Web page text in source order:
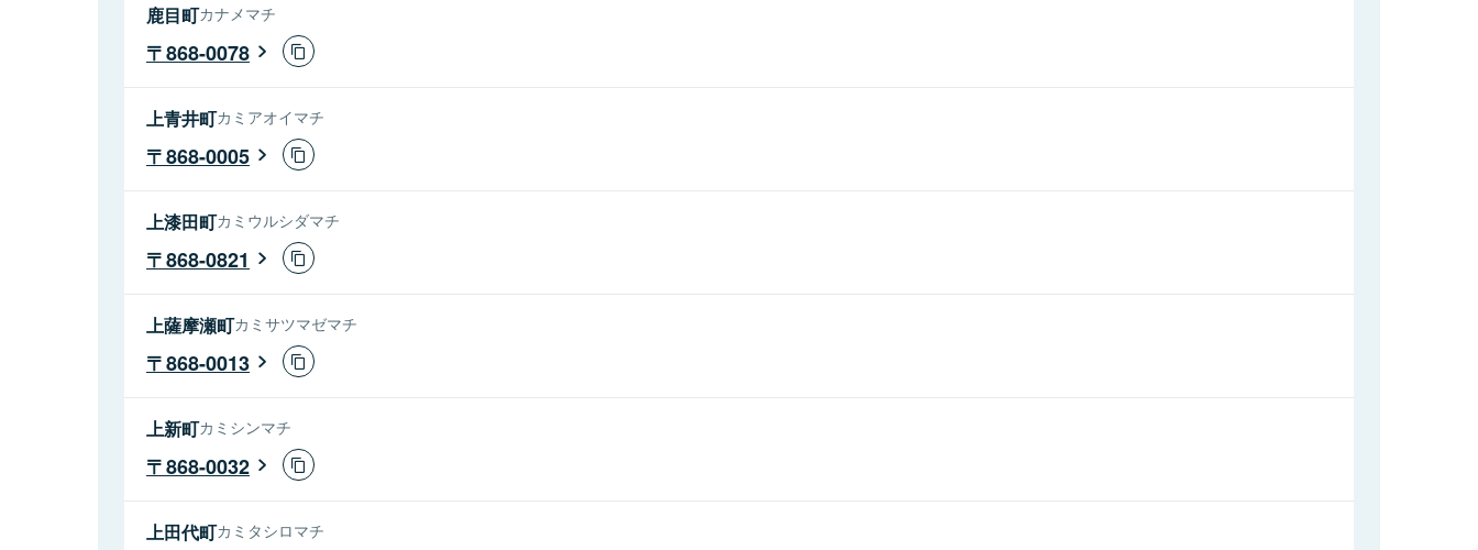
鹿目町カナメマチ
868-0078
上青井町カミアオイマチ
868-0005
上漆田町カミウルシダマチ
868-0821
上薩摩瀬町カミサツマゼマチ
868-0013
上新町カミシンマチ
868-0032
上田代町カミタシロマチ